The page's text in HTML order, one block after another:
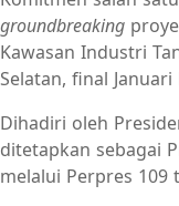
groundbreaking
Kawasan Industri
Selatan, final Januari
Dihadiri oleh
ditetapkan sebagai
melalui Perpres 109